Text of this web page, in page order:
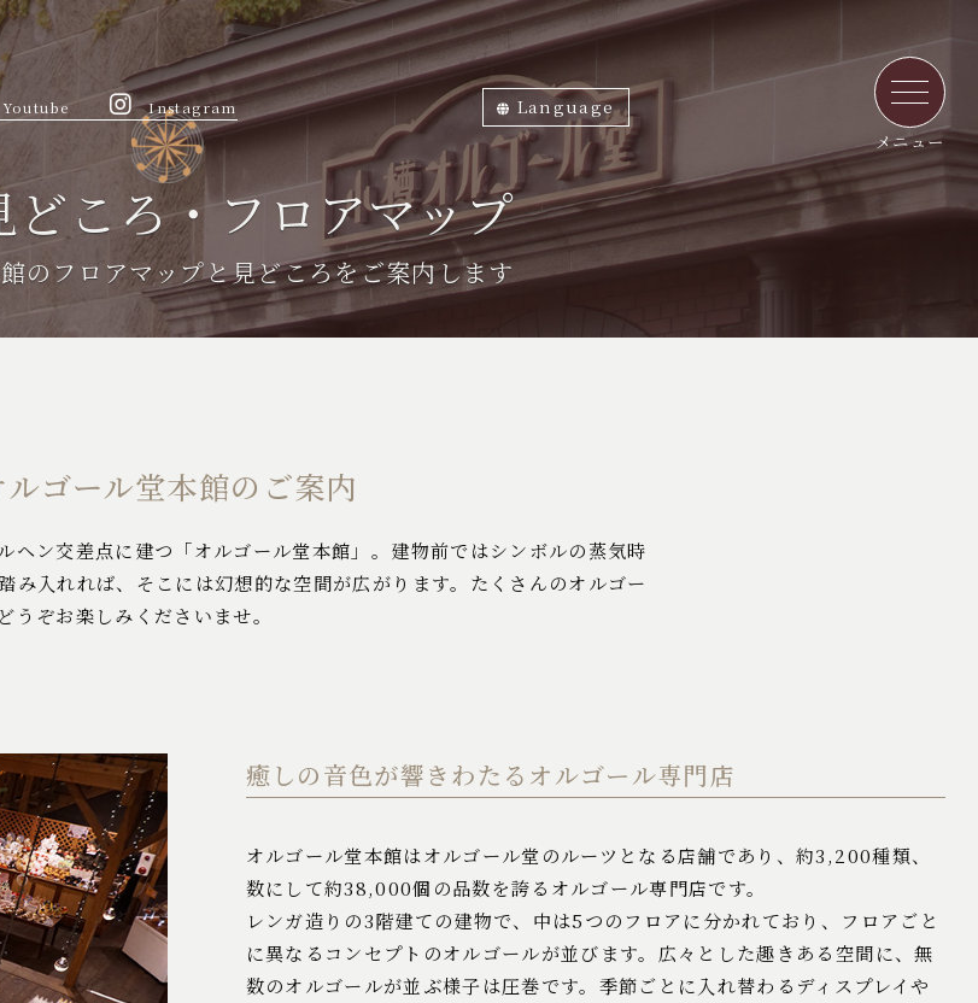
Youtube Instagram
Language
English
한국어
中文繁体
中文簡体
ภาษาไทย
日本語 メニュー
どころ・フロアマップ
のフロアマップと見どころをご案内します
ルゴール堂本館のご案内
ヘン交差点に建つ「オルゴール堂本館」。建物前ではシンボルの蒸気時
み入れれば、そこには幻想的な空間が広がります。たくさんのオルゴー
ぞお楽しみくださいませ。
癒しの音色が響きわたる オルゴール専門店
オルゴール堂本館はオルゴール堂のルーツとなる店舗であり、約3,200種類、
数にして約38,000個の品数を誇るオルゴール専門店です。
レンガ造りの3階建ての建物で、中は5つのフロアに分かれており、フロアごと
に異なるコンセプトのオルゴールが並びます。広々とした趣きある空間に、無
数のオルゴールが並ぶ様子は圧巻です。季節ごとに入れ替わるディスプレイや